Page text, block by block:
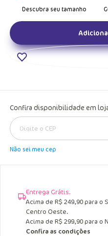
Confira disponibilidade em
Não sei meu cep
Entrega Grátis.
Acima de R$ 249,90 para o
Centro Oeste.
Acima de R$ 299,90 para o
Confira as condições